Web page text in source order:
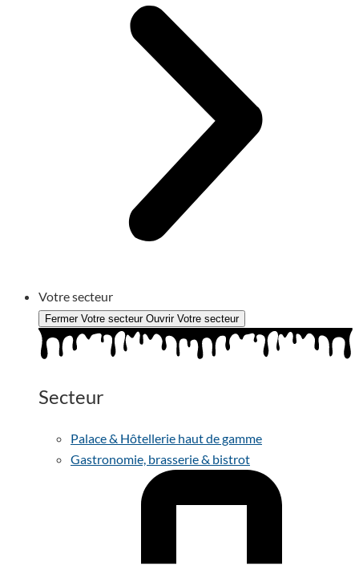
Votre secteur
Fermer Votre secteur Ouvrir Votre secteur
Secteur
Palace & Hôtellerie haut de gamme
Gastronomie, brasserie & bistrot